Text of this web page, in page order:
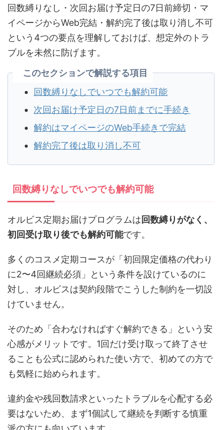
回数縛りなし・次回お届け予定日の7日前締切・マ
イページからWeb完結・解約完了後は取り消し不可
という4つの要点を理解しておけば、想定外のトラ
ブルを未然に防げます。
このセクションで解説する項目
回数縛りなしでいつでも解約可能
次回お届け予定日の7日前までに手続き
解約はマイページのWeb手続きで完結
解約完了後は取り消し不可
回数縛りなしでいつでも解約可能
オルビス定期お届けプログラムは回数縛りがなく、
初回受け取り後でも解約可能です。
多くのコスメ定期コースが「初回限定価格の代わり
に2〜4回継続必須」という条件を設けているのに
対し、オルビスは契約段階でこうした制約を一切設
けていません。
そのため「合わなければすぐ解約できる」という安
心感がメリットです。1回だけ受け取って終了させ
ることも公式に認められた使い方で、初めての方で
も気軽に始められます。
違約金や残回数請求といったトラブルを心配する必
要はないため、まず1個試して継続を判断する慎重